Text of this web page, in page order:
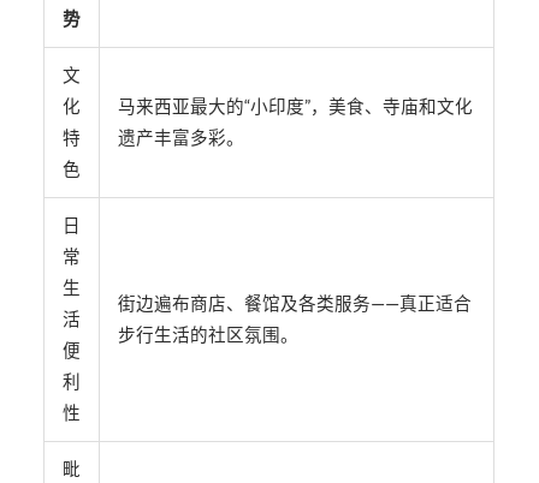
势
文
化
特
色
马来西亚最大的“小印度”，美食、寺庙和文化
遗产丰富多彩。
日
常
生
活
便
利
性
街边遍布商店、餐馆及各类服务——真正适合
步行生活的社区氛围。
毗